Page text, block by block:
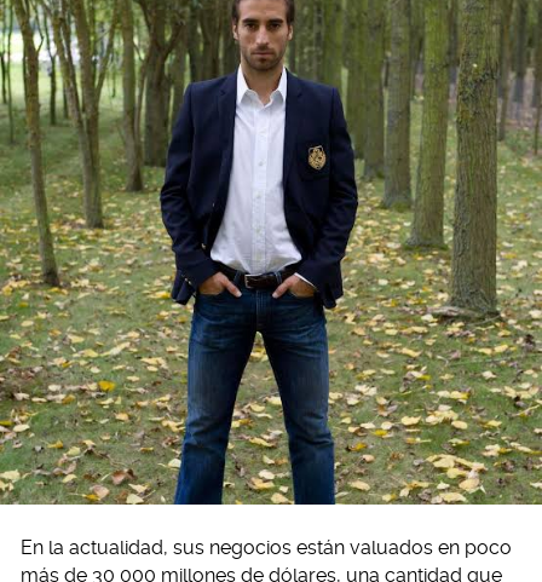
En la actualidad, sus negocios están valuados en poco
más de 30 000 millones de dólares, una cantidad que